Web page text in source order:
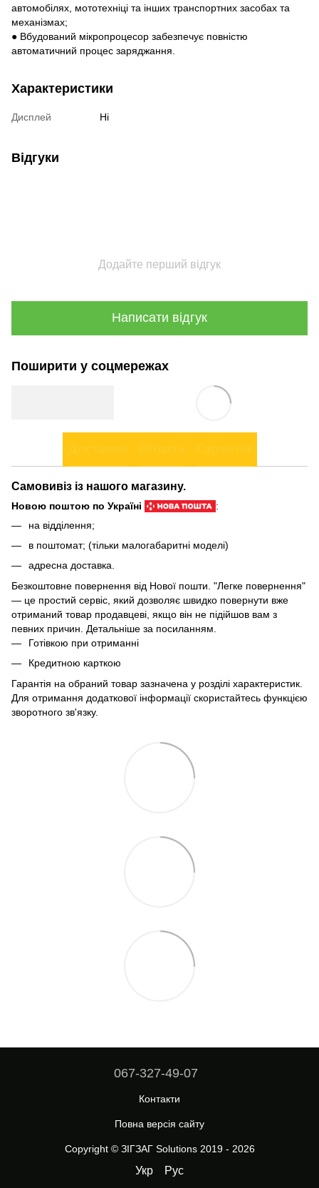
автомобілях, мототехніці та інших транспортних засобах та
механізмах;
● Вбудований мікропроцесор забезпечує повністю
автоматичний процес заряджання.
Характеристики
Дисплей Ні
Відгуки
Додайте перший відгук
Написати відгук
Поширити у соцмережах
Самовивіз із нашого магазину.
Новою поштою по Україні
:
на відділення;
в поштомат; (тільки малогабаритні моделі)
адресна доставка.
Безкоштовне повернення від Нової пошти. "Легке повернення"
— це простий сервіс, який дозволяє швидко повернути вже
отриманий товар продавцеві, якщо він не підійшов вам з
певних причин. Детальніше за посиланням
Готівкою при отриманні
Кредитною карткою
Гарантія на обраний товар зазначена у розділі характеристик.
Для отримання додаткової інформації скористайтесь функцією
зворотного зв'язку.
067-327-49-07
Контакти
Повна версія сайту
Copyright © ЗІГЗАГ Solutions 2019 - 2026
Укр Рус